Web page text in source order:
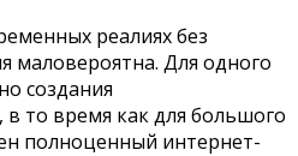
реалиях без
маловероятна. Для одного
создания
в то время как для большого
полноценный интернет-